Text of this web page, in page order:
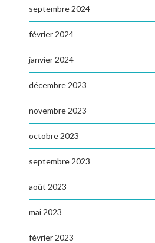
septembre 2024
février 2024
janvier 2024
décembre 2023
novembre 2023
octobre 2023
septembre 2023
août 2023
mai 2023
février 2023